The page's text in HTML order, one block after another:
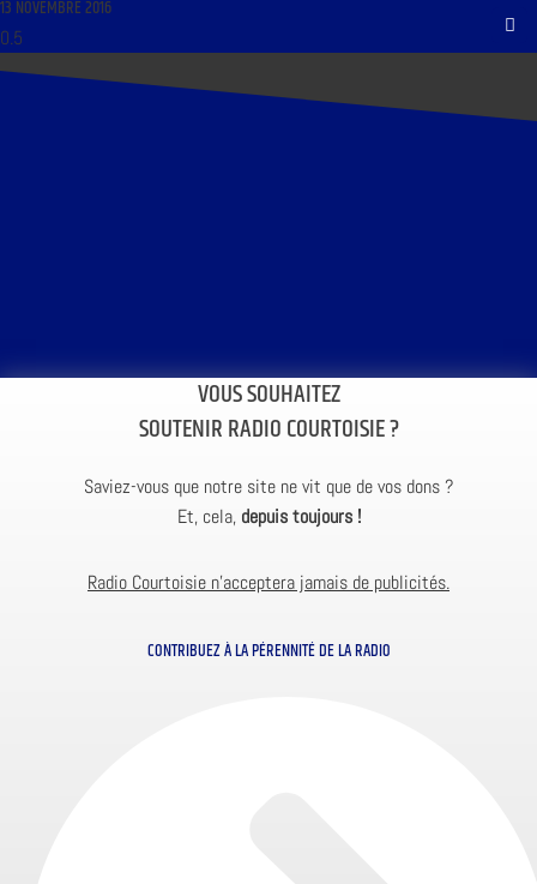
13 NOVEMBRE 2016
VOUS SOUHAITEZ
SOUTENIR RADIO COURTOISIE ?
Saviez-vous que notre site ne vit que de vos dons ?
Et, cela, depuis toujours !
Radio Courtoisie n’acceptera jamais de publicités.
CONTRIBUEZ À LA PÉRENNITÉ DE LA RADIO